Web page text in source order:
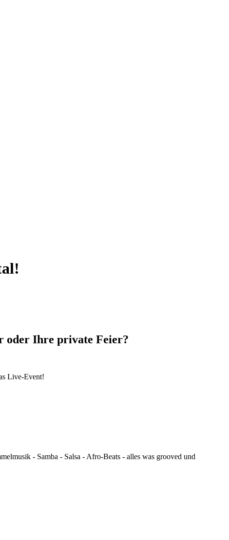
oder Ihre private Feier?
Live-Event!
- Samba - Salsa - Afro-Beats - alles was grooved und